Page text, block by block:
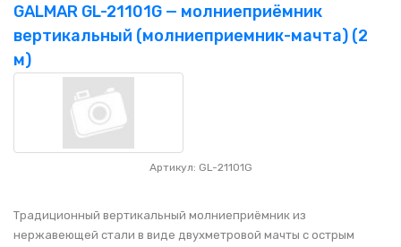
GALMAR GL-21101G — молниеприёмник
вертикальный (молниеприемник-мачта) (2
м)
Артикул: GL-21101G
Традиционный вертикальный молниеприёмник из
нержавеющей стали в виде двухметровой мачты с острым